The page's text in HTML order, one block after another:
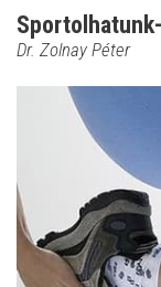
Dr. Zolnay Péter